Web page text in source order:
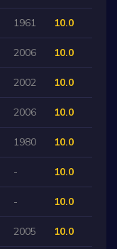
1961 10.0
2006 10.0
2002 10.0
2006 10.0
1980 10.0
- 10.0
- 10.0
2005 10.0